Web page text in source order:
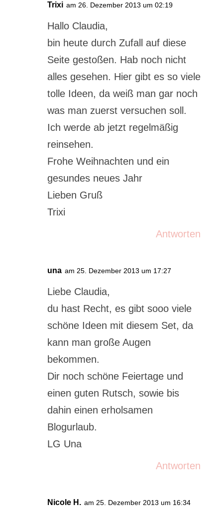
Trixi am 26. Dezember 2013 um 02:19
Hallo Claudia,
bin heute durch Zufall auf diese
Seite gestoßen. Hab noch nicht
alles gesehen. Hier gibt es so viele
tolle Ideen, da weiß man gar noch
was man zuerst versuchen soll.
Ich werde ab jetzt regelmäßig
reinsehen.
Frohe Weihnachten und ein
gesundes neues Jahr
Lieben Gruß
Trixi
Antworten
una am 25. Dezember 2013 um 17:27
Liebe Claudia,
du hast Recht, es gibt sooo viele
schöne Ideen mit diesem Set, da
kann man große Augen
bekommen.
Dir noch schöne Feiertage und
einen guten Rutsch, sowie bis
dahin einen erholsamen
Blogurlaub.
LG Una
Antworten
Nicole H. am 25. Dezember 2013 um 16:34